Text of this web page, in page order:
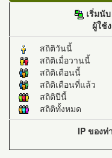
เริ่มนั
ผู้ใช้
สถิติวันนี้
สถิติเมื่อวานนี้
สถิติเดือนนี้
สถิติเดือนที่แล้ว
สถิติปีนี้
สถิติทั้งหมด
IP ของท่